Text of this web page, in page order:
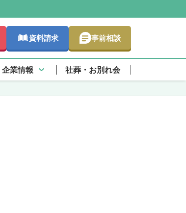
資料請求 事前相談
企業情報 社葬・お別れ会